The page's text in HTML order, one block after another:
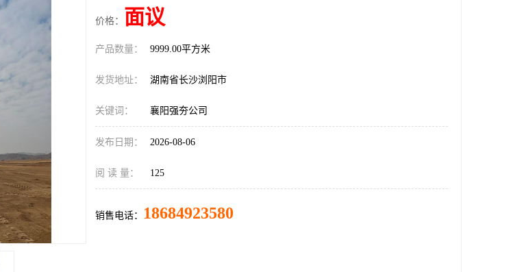
价格： 面议
产品数量： 9999.00平方米
发货地址： 湖南省长沙浏阳市
关键词： 襄阳强夯公司
发布日期： 2026-08-06
阅 读 量： 125
销售电话： 18684923580